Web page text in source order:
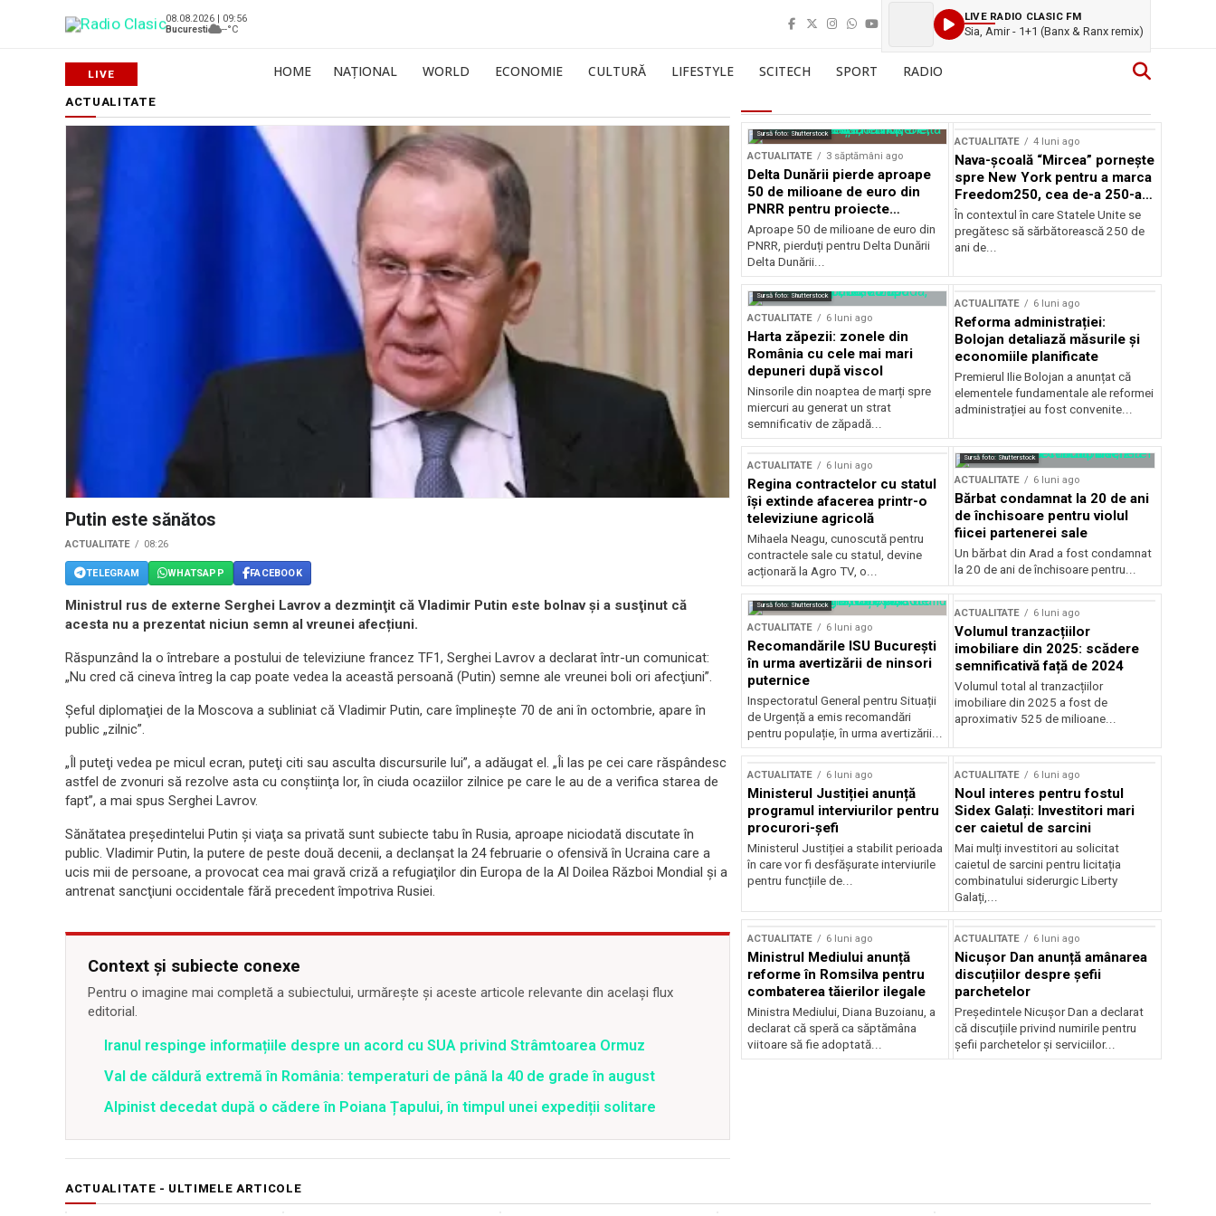
08.08.2026 | 09:56
Bucuresti
--°C
LIVE RADIO CLASIC FM
Sia, Amir - 1+1 (Banx & Ranx remix)
HOME NAȚIONAL WORLD ECONOMIE CULTURĂ LIFESTYLE SCITECH SPORT RADIO
ACTUALITATE
Putin este sănătos
ACTUALITATE 08:26
TELEGRAM WHATSAPP FACEBOOK
Ministrul rus de externe Serghei Lavrov a dezminţit că Vladimir Putin este bolnav şi a susţinut că
acesta nu a prezentat niciun semn al vreunei afecțiuni.
Răspunzând la o întrebare a postului de televiziune francez TF1, Serghei Lavrov a declarat într-un comunicat:
„Nu cred că cineva întreg la cap poate vedea la această persoană (Putin) semne ale vreunei boli ori afecţiuni”.
Şeful diplomaţiei de la Moscova a subliniat că Vladimir Putin, care împlineşte 70 de ani în octombrie, apare în
public „zilnic”.
„Îl puteţi vedea pe micul ecran, puteţi citi sau asculta discursurile lui”, a adăugat el. „Îi las pe cei care răspândesc
astfel de zvonuri să rezolve asta cu conştiinţa lor, în ciuda ocaziilor zilnice pe care le au de a verifica starea de
fapt”, a mai spus Serghei Lavrov.
Sănătatea preşedintelui Putin şi viaţa sa privată sunt subiecte tabu în Rusia, aproape niciodată discutate în
public. Vladimir Putin, la putere de peste două decenii, a declanşat la 24 februarie o ofensivă în Ucraina care a
ucis mii de persoane, a provocat cea mai gravă criză a refugiaţilor din Europa de la Al Doilea Război Mondial şi a
antrenat sancţiuni occidentale fără precedent împotriva Rusiei.
Context și subiecte conexe
Pentru o imagine mai completă a subiectului, urmărește și aceste articole relevante din același flux
editorial.
Iranul respinge informațiile despre un acord cu SUA privind Strâmtoarea Ormuz
Val de căldură extremă în România: temperaturi de până la 40 de grade în august
Alpinist decedat după o cădere în Poiana Țapului, în timpul unei expediții solitare
Sursă foto: Shutterstock
ACTUALITATE 3 săptămâni ago
Delta Dunării pierde aproape
50 de milioane de euro din
PNRR pentru proiecte
esențiale
Aproape 50 de milioane de euro din
PNRR, pierduți pentru Delta Dunării
Delta Dunării...
ACTUALITATE 4 luni ago
Nava-școală “Mircea” pornește
spre New York pentru a marca
Freedom250, cea de-a 250-a
aniversare a Statelor Unite
În contextul în care Statele Unite se
pregătesc să sărbătorească 250 de
ani de...
Sursă foto: Shutterstock
ACTUALITATE 6 luni ago
Harta zăpezii: zonele din
România cu cele mai mari
depuneri după viscol
Ninsorile din noaptea de marți spre
miercuri au generat un strat
semnificativ de zăpadă...
ACTUALITATE 6 luni ago
Reforma administrației:
Bolojan detaliază măsurile și
economiile planificate
Premierul Ilie Bolojan a anunțat că
elementele fundamentale ale reformei
administrației au fost convenite...
ACTUALITATE 6 luni ago
Regina contractelor cu statul
își extinde afacerea printr-o
televiziune agricolă
Mihaela Neagu, cunoscută pentru
contractele sale cu statul, devine
acționară la Agro TV, o...
Sursă foto: Shutterstock
ACTUALITATE 6 luni ago
Bărbat condamnat la 20 de ani
de închisoare pentru violul
fiicei partenerei sale
Un bărbat din Arad a fost condamnat
la 20 de ani de închisoare pentru...
Sursă foto: Shutterstock
ACTUALITATE 6 luni ago
Recomandările ISU București
în urma avertizării de ninsori
puternice
Inspectoratul General pentru Situații
de Urgență a emis recomandări
pentru populație, în urma avertizării...
ACTUALITATE 6 luni ago
Volumul tranzacțiilor
imobiliare din 2025: scădere
semnificativă față de 2024
Volumul total al tranzacțiilor
imobiliare din 2025 a fost de
aproximativ 525 de milioane...
ACTUALITATE 6 luni ago
Ministerul Justiției anunță
programul interviurilor pentru
procurori-șefi
Ministerul Justiției a stabilit perioada
în care vor fi desfășurate interviurile
pentru funcțiile de...
ACTUALITATE 6 luni ago
Noul interes pentru fostul
Sidex Galați: Investitori mari
cer caietul de sarcini
Mai mulți investitori au solicitat
caietul de sarcini pentru licitația
combinatului siderurgic Liberty
Galați,...
ACTUALITATE 6 luni ago
Ministrul Mediului anunță
reforme în Romsilva pentru
combaterea tăierilor ilegale
Ministra Mediului, Diana Buzoianu, a
declarat că speră ca săptămâna
viitoare să fie adoptată...
ACTUALITATE 6 luni ago
Nicușor Dan anunță amânarea
discuțiilor despre șefii
parchetelor
Președintele Nicușor Dan a declarat
că discuțiile privind numirile pentru
șefii parchetelor și serviciilor...
ACTUALITATE - ULTIMELE ARTICOLE